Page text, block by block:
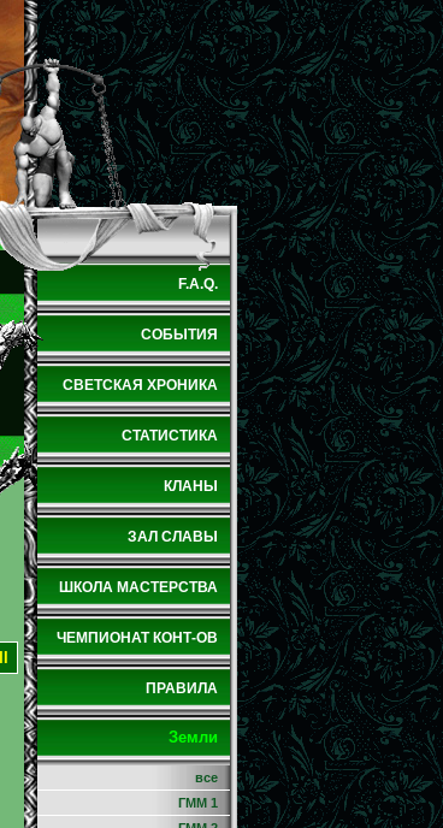
F.A.Q.
СОБЫТИЯ
СВЕТСКАЯ ХРОНИКА
СТАТИСТИКА
КЛАНЫ
ЗАЛ СЛАВЫ
ШКОЛА МАСТЕРСТВА
ЧЕМПИОНАТ КОНТ-ОВ
ПРАВИЛА
Земли
все
ГММ 1